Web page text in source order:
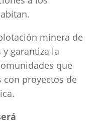
minera de
garantiza la
que
con proyectos de